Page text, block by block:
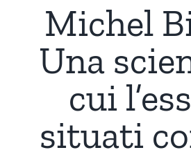
Michel
Una
cui
situati